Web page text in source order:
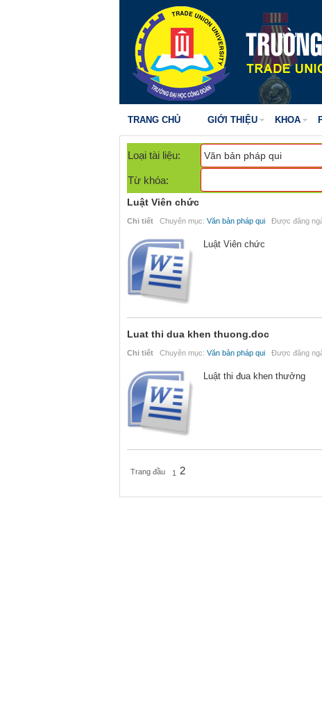
TRANG CHỦ GIỚI THIỆU KHOA
Loại tài liệu:
Từ khóa:
Luật Viên chức
Chi tiết Chuyên mục: Văn bản pháp qui Được đăng
Luật Viên chức
Luat thi dua khen thuong.doc
Chi tiết Chuyên mục: Văn bản pháp qui Được đăng
Luật thi đua khen thưởng
Trang đầu 1 2